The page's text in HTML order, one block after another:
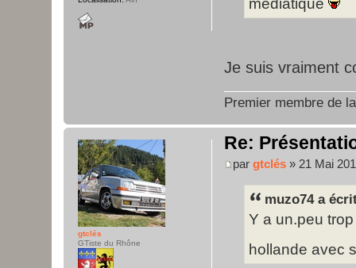
Je suis vraiment
Premier membre de
Re:
par gtclés » 21 Mai
muzo74 a
Y a un.peu
hollande avec
gtclés
GTiste du Rhône